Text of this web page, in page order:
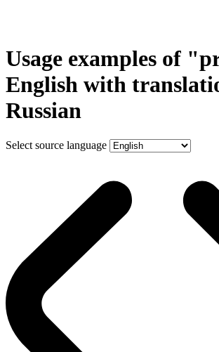
Usage examples of
English with
Russian
Select source language